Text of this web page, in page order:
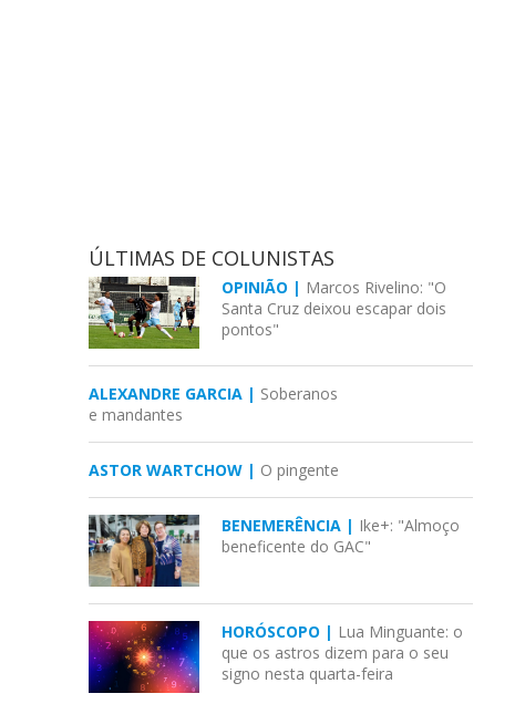
ÚLTIMAS DE COLUNISTAS
OPINIÃO | Marcos Rivelino: "O
Santa Cruz deixou escapar dois
pontos"
ALEXANDRE GARCIA | Soberanos
e mandantes
ASTOR WARTCHOW | O pingente
BENEMERÊNCIA | Ike+: "Almoço
beneficente do GAC"
HORÓSCOPO | Lua Minguante: o
que os astros dizem para o seu
signo nesta quarta-feira